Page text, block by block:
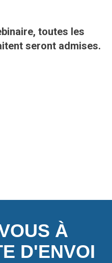
toutes les
seront admises.
À
D'ENVOI